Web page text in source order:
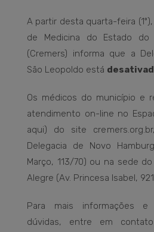
A partir desta quarta-feira
de Medicina do Estado do
(Cremers) informa que a
São Leopoldo está
Os médicos do município e
atendimento on-line no
aqui) do site
Delegacia de Novo
Março, 113/70) ou na sede
Alegre (Av. Princesa Isabel,
Para mais informações e
dúvidas, entre em